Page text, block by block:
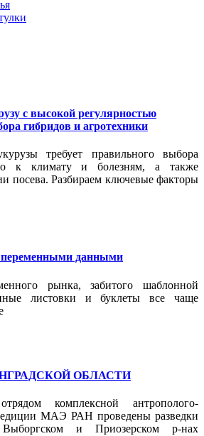
с высокой регулярностью
гибридов и агротехники
требует правильного выбора
к климату и болезням, а также
посева. Разбираем ключевые факторы
переменными данными
рынка, забитого шаблонной
листовки и буклеты все чаще
ОБЛАСТИ
комплексной антрополого-
МАЭ РАН проведены разведки
и Приозерском р-нах